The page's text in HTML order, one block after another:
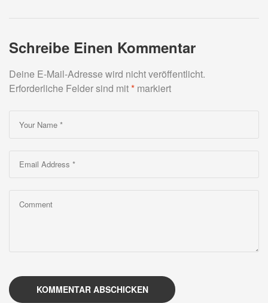
Schreibe Einen Kommentar
Deine E-Mail-Adresse wird nicht veröffentlicht.
Erforderliche Felder sind mit* markiert
KOMMENTAR ABSCHICKEN